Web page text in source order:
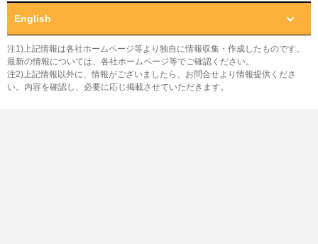
English
注1)上記情報は各社ホームページ等より独自に情報収集・作成したものです。
最新の情報については、各社ホームページ等でご確認ください。
注2)上記情報以外に、情報がございましたら、お問合せより情報提供くださ
い。内容を確認し、必要に応じ掲載させていただきます。